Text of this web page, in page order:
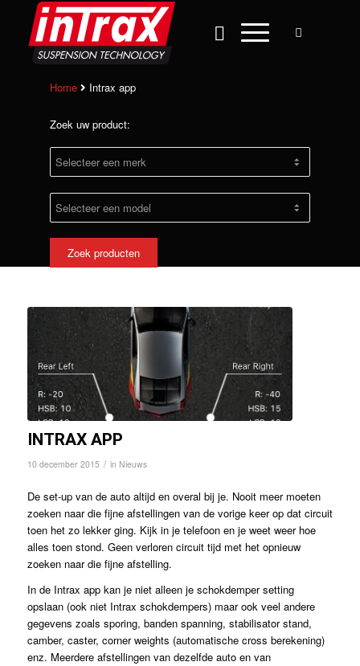
Home Intrax app
Zoek uw product:
Zoek producten
INTRAX APP
10 december 2015 / in Nieuws
De set-up van de auto altijd en overal bij je. Nooit meer moeten
zoeken naar die fijne afstellingen van de vorige keer op dat circuit
toen het zo lekker ging. Kijk in je telefoon en je weet weer hoe
alles toen stond. Geen verloren circuit tijd met het opnieuw
zoeken naar die fijne afstelling.
In de Intrax app kan je niet alleen je schokdemper setting
opslaan (ook niet Intrax schokdempers) maar ook veel andere
gegevens zoals sporing, banden spanning, stabilisator stand,
camber, caster, corner weights (automatische cross berekening)
enz. Meerdere afstellingen van dezelfde auto en van